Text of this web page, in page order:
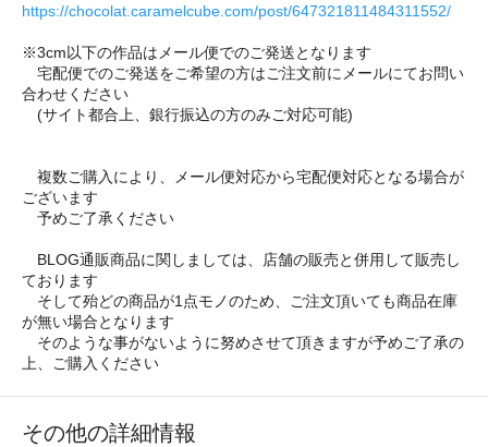
https://chocolat.caramelcube.com/post/647321811484311552/
※3cm以下の作品はメール便でのご発送となります
宅配便でのご発送をご希望の方はご注文前にメールにてお問い
合わせください
(サイト都合上、銀行振込の方のみご対応可能)
複数ご購入により、メール便対応から宅配便対応となる場合が
ございます
予めご了承ください
BLOG通販商品に関しましては、店舗の販売と併用して販売し
ております
そして殆どの商品が1点モノのため、ご注文頂いても商品在庫
が無い場合となります
そのような事がないように努めさせて頂きますが予めご了承の
上、ご購入ください
その他の詳細情報